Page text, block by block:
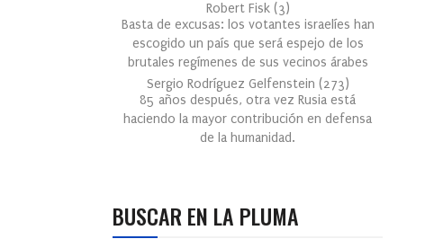
Robert Fisk (3)
Basta de excusas: los votantes israelíes han
escogido un país que será espejo de los
brutales regímenes de sus vecinos árabes
Sergio Rodríguez Gelfenstein (273)
85 años después, otra vez Rusia está
haciendo la mayor contribución en defensa
de la humanidad.
BUSCAR EN LA PLUMA